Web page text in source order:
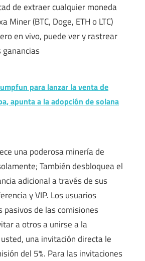
de extraer cualquier moneda
Miner (BTC, Doge, ETH o LTC)
en vivo, puede ver y rastrear
para lanzar la venta de
apunta a la adopción de solana
una poderosa minería de
También desbloquea el
adicional a través de sus
y VIP. Los usuarios
pasivos de las comisiones
a otros a unirse a la
una invitación directa le
del 5%. Para las invitaciones